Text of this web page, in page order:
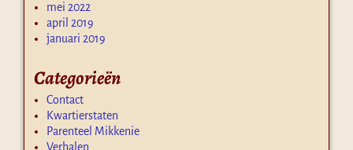
mei 2022
april 2019
januari 2019
Categorieën
Contact
Kwartierstaten
Parenteel Mikkenie
Verhalen